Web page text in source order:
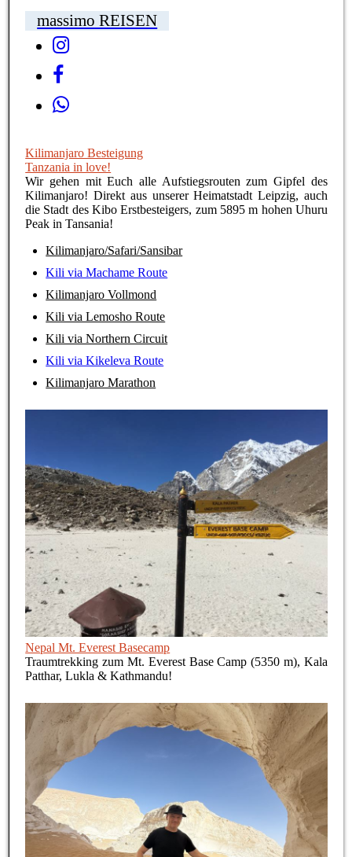
massimo REISEN
Kilimanjaro Besteigung
Tanzania in love!
Wir gehen mit Euch alle Aufstiegsrouten zum Gipfel des
Kilimanjaro! Direkt aus unserer Heimatstadt Leipzig, auch
die Stadt des Kibo Erstbesteigers, zum 5895 m hohen Uhuru
Peak in Tansania!
Kilimanjaro/Safari/Sansibar
Kili via Machame Route
Kilimanjaro Vollmond
Kili via Lemosho Route
Kili via Northern Circuit
Kili via Kikeleva Route
Kilimanjaro Marathon
Nepal Mt. Everest Basecamp
Traumtrekking zum Mt. Everest Base Camp (5350 m), Kala
Patthar, Lukla & Kathmandu!